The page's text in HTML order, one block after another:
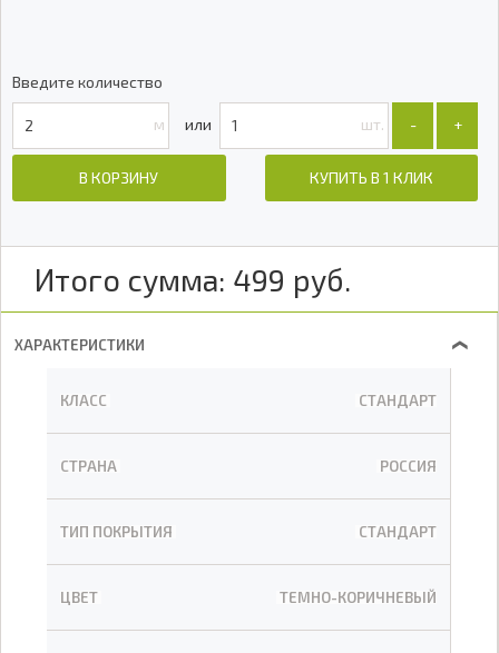
Введите количество
м шт. +
-
В КОРЗИНУ КУПИТЬ В 1 КЛИК
Итого сумма: 499 руб.
ХАРАКТЕРИСТИКИ ❯
КЛАСС СТАНДАРТ
СТРАНА РОССИЯ
ТИП ПОКРЫТИЯ СТАНДАРТ
ЦВЕТ ТЕМНО-КОРИЧНЕВЫЙ